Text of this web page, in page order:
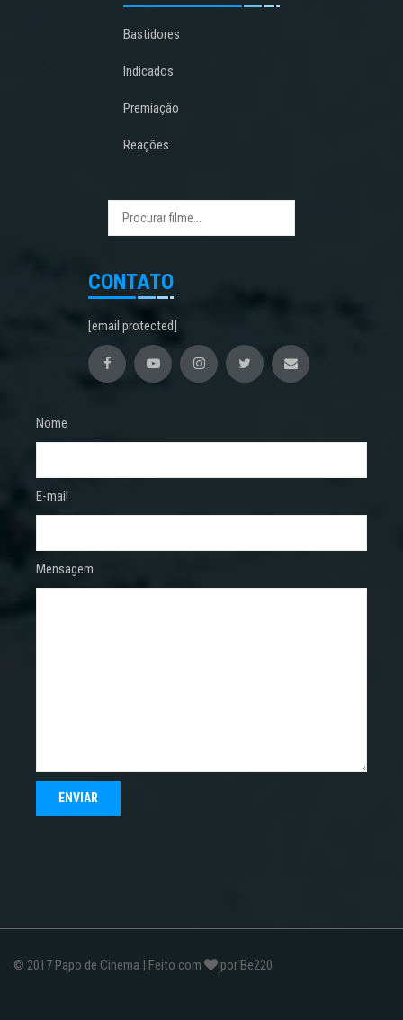
Bastidores
Indicados
Premiação
Reações
CONTATO
[email protected]
Nome
E-mail
Mensagem
© 2017 Papo de Cinema | Feito com por Be220